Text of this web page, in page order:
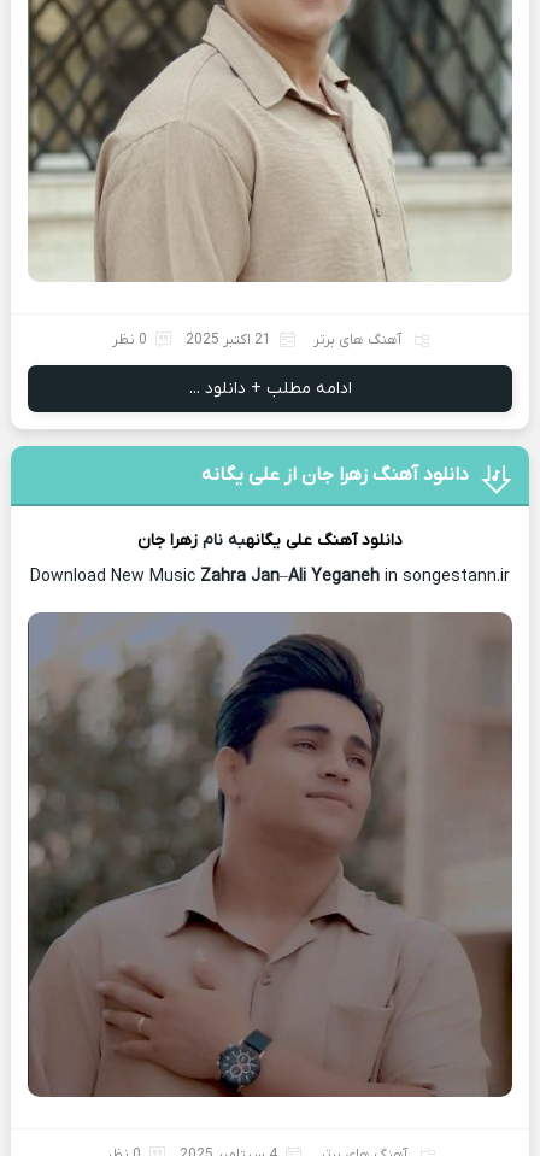
آهنگ های برتر 21 اکتبر 2025 0 نظر
ادامه مطلب + دانلود ...
دانلود آهنگ زهرا جان از علی یگانه
دانلود آهنگ علی یگانهبه نام زهرا جان
Download New Music Zahra Jan–Ali Yeganeh in songestann.ir